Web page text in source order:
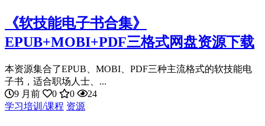
《软技能电子书合集》
EPUB+MOBI+PDF三格式网盘资源下载
本资源集合了EPUB、MOBI、PDF三种主流格式的软技能电
子书，适合职场人士、...
9 月前
0 0
24
学习培训/课程 资源